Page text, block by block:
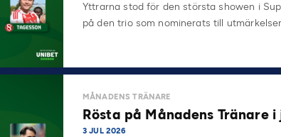
Yttrarna stod för den största showen i
på den trio som nominerats till
MÅNADENS TRÄNARE
Rösta på Månadens Tränare i
3 JUL 2026